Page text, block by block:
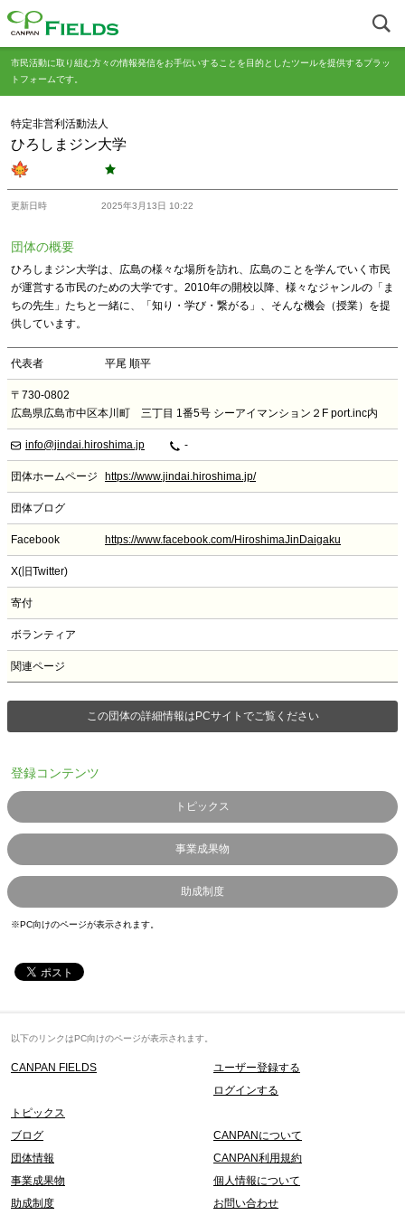
市民活動に取り組む方々の情報発信をお手伝いすることを目的としたツールを提供するプラッ
トフォームです。
特定非営利活動法人
ひろしまジン大学
更新日時 2025年3月13日 10:22
団体の概要
ひろしまジン大学は、広島の様々な場所を訪れ、広島のことを学んでいく市民
が運営する市民のための大学です。2010年の開校以降、様々なジャンルの「ま
ちの先生」たちと一緒に、「知り・学び・繋がる」、そんな機会（授業）を提
供しています。
代表者 平尾 順平
〒730-0802
広島県広島市中区本川町 三丁目 1番5号 シーアイマンション２F port.inc内
info@jindai.hiroshima.jp -
団体ホームページ https://www.jindai.hiroshima.jp/
団体ブログ
Facebook https://www.facebook.com/HiroshimaJinDaigaku
X(旧Twitter)
寄付
ボランティア
関連ページ
この団体の詳細情報はPCサイトでご覧ください
登録コンテンツ
トピックス
事業成果物
助成制度
※PC向けのページが表示されます。
以下のリンクはPC向けのページが表示されます。
CANPAN FIELDS
ユーザー登録する
ログインする
トピックス
ブログ
団体情報
事業成果物
助成制度
CANPANについて
CANPAN利用規約
個人情報について
お問い合わせ